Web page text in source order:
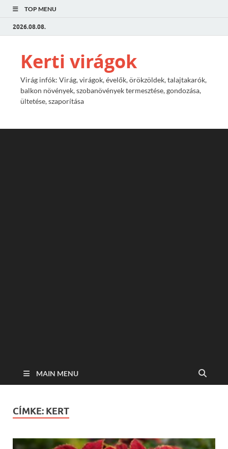
TOP MENU
2026.08.08.
Kerti virágok
Virág infók: Virág, virágok, évelők, örökzöldek, talajtakarók,
balkon növények, szobanövények termesztése, gondozása,
ültetése, szaporítása
MAIN MENU
CÍMKE: KERT